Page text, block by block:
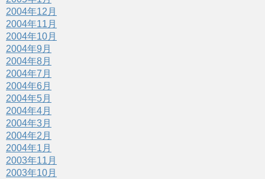
2004年12月
2004年11月
2004年10月
2004年9月
2004年8月
2004年7月
2004年6月
2004年5月
2004年4月
2004年3月
2004年2月
2004年1月
2003年11月
2003年10月